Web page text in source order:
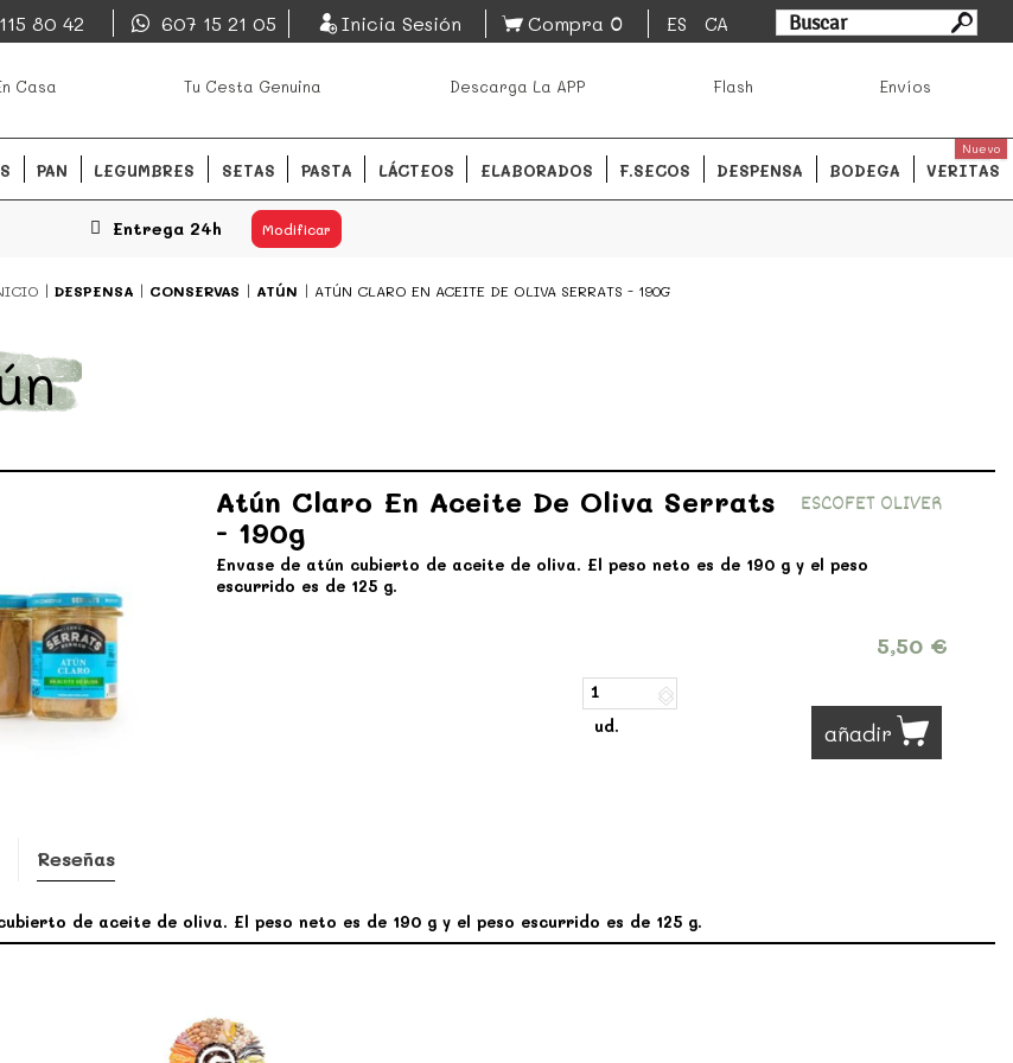
mercados de
EsDeMercado.com
Barcelona y de productores locales.
80 42 607 15 21 05 Inicia Sesión Compra 0 ES CA
Casa Tu Cesta Genuina Descarga La APP Flash Envíos
PAN LEGUMBRES SETAS PASTA LÁCTEOS ELABORADOS F.SECOS DESPENSA BODEGA VERITAS
Nuevo
Entrega 24h Modificar
DESPENSA CONSERVAS ATÚN ATÚN CLARO EN ACEITE DE OLIVA SERRATS - 190G
ESCOFET OLIVER
Atún Claro En Aceite De Oliva Serrats
- 190g
Envase de atún cubierto de aceite de oliva. El peso neto es de 190 g y el peso
escurrido es de 125 g.
5,50 €
ud. añadir
Reseñas
de aceite de oliva. El peso neto es de 190 g y el peso escurrido es de 125 g.